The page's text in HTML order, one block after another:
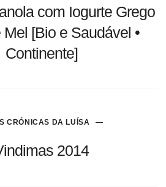
com Iogurte Grego
Mel [Bio e Saudável •
Continente]
CRÓNICAS DA LUÍSA
2014